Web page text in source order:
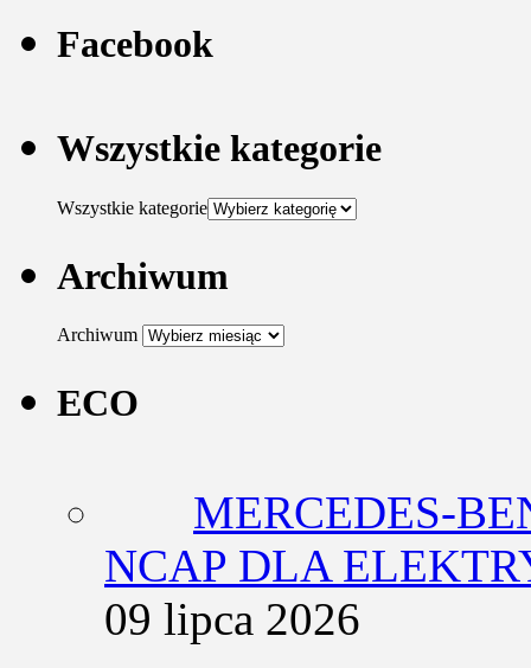
Facebook
Wszystkie kategorie
Wszystkie kategorie
Archiwum
Archiwum
ECO
MERCEDES-
NCAP DLA
09 lipca 2026